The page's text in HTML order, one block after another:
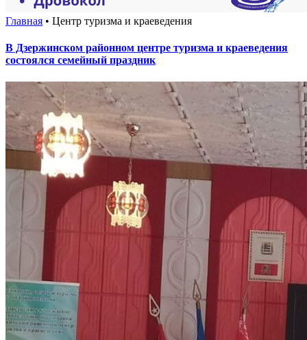
Главная • Центр туризма и краеведения
В Дзержинском районном центре туризма и краеведения
состоялся семейный праздник